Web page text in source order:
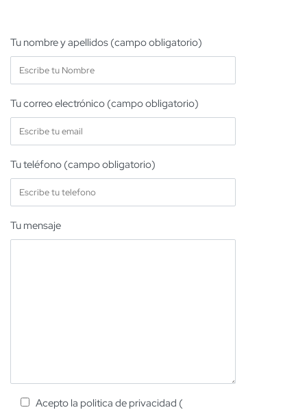
Tu nombre y apellidos (campo obligatorio)
Tu correo electrónico (campo obligatorio)
Tu teléfono (campo obligatorio)
Tu mensaje
Acepto la politica de privacidad (